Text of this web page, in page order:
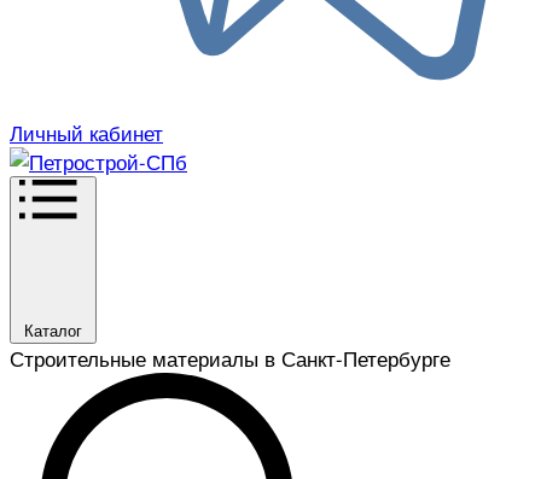
Личный кабинет
Каталог
Строительные материалы в Санкт-Петербурге